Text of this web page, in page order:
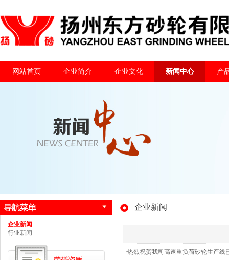
网站首页 企业简介 企业文化 新闻中心 产
企业新闻
行业新闻
企业新闻
·热烈祝贺我司高速重负荷砂轮生产线